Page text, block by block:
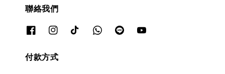
聯絡我們
付款方式